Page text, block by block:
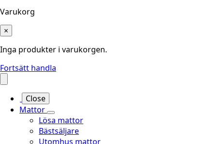
Varukorg
×
Inga produkter i varukorgen.
Fortsätt handla
Close
Mattor
Lösa mattor
Bästsäljare
Utomhus mattor